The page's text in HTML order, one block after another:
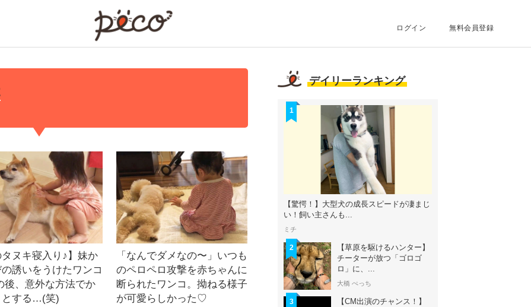
ログイン 無料会員登録
タヌキ寝入り♪】妹か
の誘いをうけたワンコ
後、意外な方法でか
とする…(笑)
「なんでダメなの〜」いつも
のペロペロ攻撃を赤ちゃんに
断られたワンコ。拗ねる様子
が可愛らしかった♡
デイリーランキング
1
【驚愕！】大型犬の成長スピードが凄まじ
い！飼い主さんも...
ミチ
2
【草原を駆けるハンター】
チーターが放つ「ゴロゴ
ロ」に、...
大橋 ぺっち
3
【CM出演のチャンス！】